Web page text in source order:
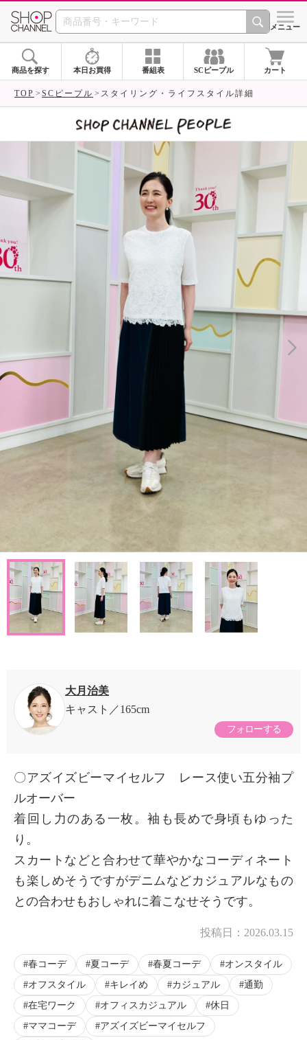
SHOP CHANNEL シメニュー
商品を探す 本日お買得 番組表 SCピープル カート
TOP SCピープル スタイリング・ライフスタイル詳細
大月治美
キャスト
165cm
フォローする
〇アズイズビーマイセルフ レース使い五分袖プ
ルオーバー
着回し力のある一枚。袖も長めで身頃もゆった
り。
スカートなどと合わせて華やかなコーディネート
も楽しめそうですがデニムなどカジュアルなもの
との合わせもおしゃれに着こなせそうです。
投稿日： 2026.03.15
春コーデ 夏コーデ 春夏コーデ
オンスタイル
オフスタイル
キレイめ カジュアル
通勤
在宅ワーク
オフィスカジュアル
休日
ママコーデ
アズイズビーマイセルフ